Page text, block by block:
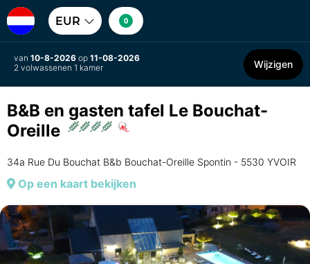
EUR 0
van 10-8-2026 op 11-08-2026
2 volwassenen 1 kamer
Wijzigen
B&B en gasten tafel Le Bouchat-
Oreille
34a Rue Du Bouchat B&b Bouchat-Oreille Spontin - 5530 YVOIR
Op een kaart bekijken